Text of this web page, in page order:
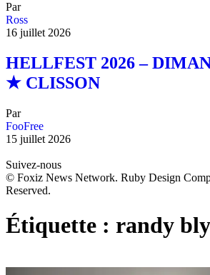
Par
Ross
16 juillet 2026
HELLFEST 2026 –
★ CLISSON
Par
FooFree
15 juillet 2026
Suivez-nous
© Foxiz News Network. Ruby Design
Reserved.
Étiquette : randy